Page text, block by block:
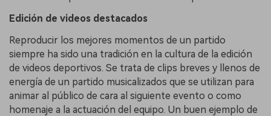
Edición de videos destacados
Reproducir los mejores momentos de un partido
siempre ha sido una tradición en la cultura de la edición
de videos deportivos. Se trata de clips breves y llenos de
energía de un partido musicalizados que se utilizan para
animar al público de cara al siguiente evento o como
homenaje a la actuación del equipo. Un buen ejemplo de